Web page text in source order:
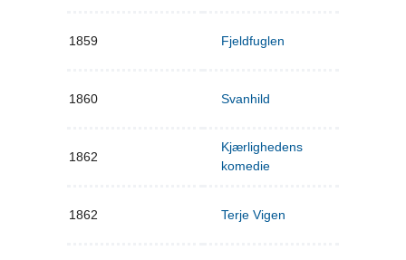
1859 Fjeldfuglen
1860 Svanhild
1862
Kjærlighedens
komedie
1862 Terje Vigen